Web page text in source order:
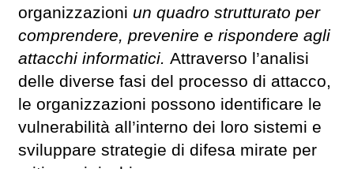
organizzazioni un quadro strutturato per
comprendere, prevenire e rispondere agli
attacchi informatici. Attraverso l’analisi
delle diverse fasi del processo di attacco,
le organizzazioni possono identificare le
vulnerabilità all’interno dei loro sistemi e
sviluppare strategie di difesa mirate per